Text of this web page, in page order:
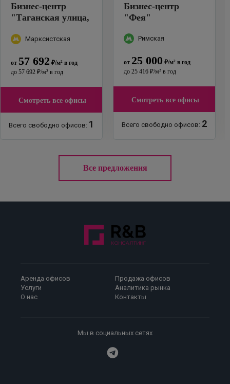
Бизнес-центр
"Таганская улица,
Марксистская
от 57 692 ₽/м² в год
до 57 692 ₽/м² в год
Смотреть все офисы
Всего свободно офисов: 1
Бизнес-центр
"Фея"
Римская
от 25 000 ₽/м² в год
до 25 416 ₽/м² в год
Смотреть все офисы
Всего свободно офисов: 2
Все предложения
Аренда офисов
Продажа офисов
Услуги
Аналитика рынка
О нас
Контакты
Мы в социальных сетях